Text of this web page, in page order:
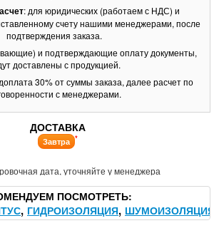
: для юридических (работаем с НДС) и
счету нашими менеджерами, после
подтверждения заказа.
и подтверждающие оплату документы,
доставлены с продукцией.
30% от суммы заказа, далее расчет по
с менеджерами.
ДОСТАВКА
Завтра *
дата, уточняйте у менеджера
ПОСМОТРЕТЬ
ГИДРОИЗОЛЯЦИЯ ШУМОИЗОЛЯЦИЯ